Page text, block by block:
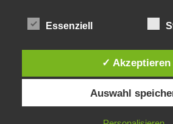
Essenziell
✓ Akzeptieren
Auswahl